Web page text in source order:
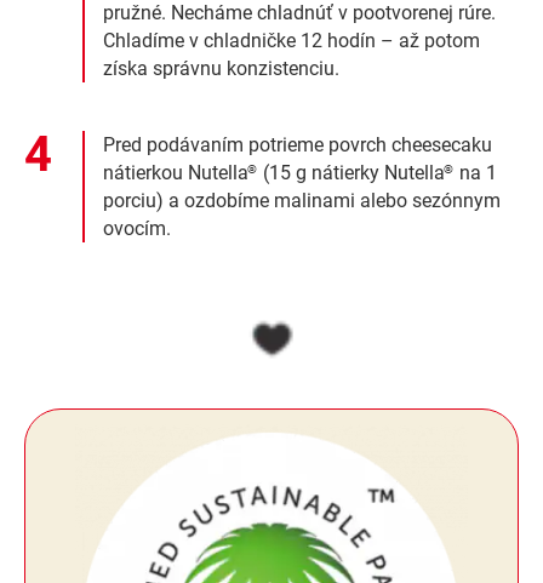
pružné. Necháme chladnúť v pootvorenej rúre.
Chladíme v chladničke 12 hodín – až potom
získa správnu konzistenciu.
Pred podávaním potrieme povrch cheesecaku
nátierkou Nutella® (15 g nátierky Nutella® na 1
porciu) a ozdobíme malinami alebo sezónnym
ovocím.